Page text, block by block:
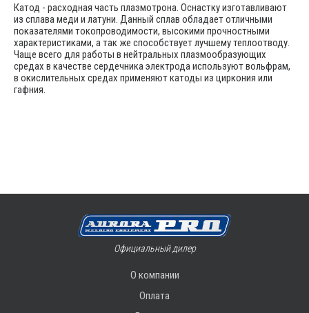
Катод - расходная часть плазмотрона. Оснастку изготавливают
из сплава меди и латуни. Данный сплав обладает отличными
показателями токопроводимости, высокими прочностными
характеристиками, а так же способствует лучшему теплоотводу.
Чаще всего для работы в нейтральных плазмообразующих
средах в качестве сердечника электрода используют вольфрам,
в окислительных средах применяют катоды из циркония или
гафния.
Официальный дилер
О компании
Оплата